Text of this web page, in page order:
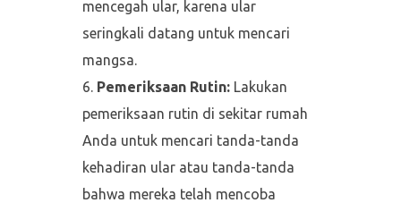
mencegah ular, karena ular
seringkali datang untuk mencari
mangsa.
Pemeriksaan Rutin:Lakukan
pemeriksaan rutin di sekitar rumah
Anda untuk mencari tanda-tanda
kehadiran ular atau tanda-tanda
bahwa mereka telah mencoba